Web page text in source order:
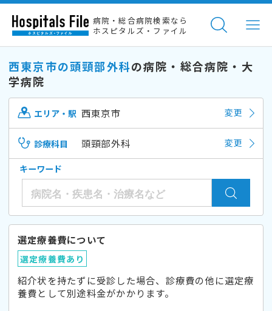
病院・総合病院検索なら
ホスピタルズ・ファイル
西東京市の頭頸部外科の病院・総合病院・大
学病院
エリア・駅 西東京市 変更
診療科目 頭頸部外科 変更
キーワード
選定療養費について
選定療養費あり
紹介状を持たずに受診した場合、診療費の他に選定療
養費として別途料金がかかります。